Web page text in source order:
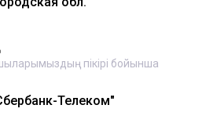
пікірі бойынша
Телеком"